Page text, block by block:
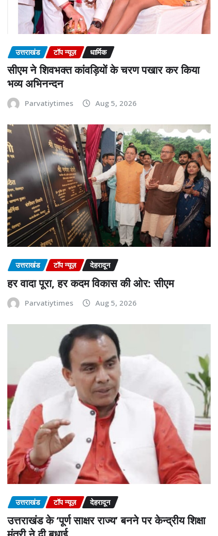
उत्तराखंड टॉप न्यूज़ धार्मिक
सीएम ने शिवभक्त कांवड़ियों के चरण पखार कर किया
भव्य अभिनन्दन
Parvatiytimes Aug 5, 2026
उत्तराखंड टॉप न्यूज़ देहरादून
हर वादा पूरा, हर कदम विकास की ओर: सीएम
Parvatiytimes Aug 5, 2026
उत्तराखंड टॉप न्यूज़ देहरादून
उत्तराखंड के ‘पूर्ण साक्षर राज्य’ बनने पर केन्द्रीय शिक्षा